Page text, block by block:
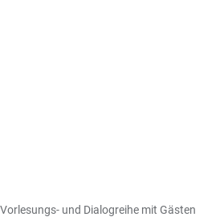
und Dialogreihe mit Gästen